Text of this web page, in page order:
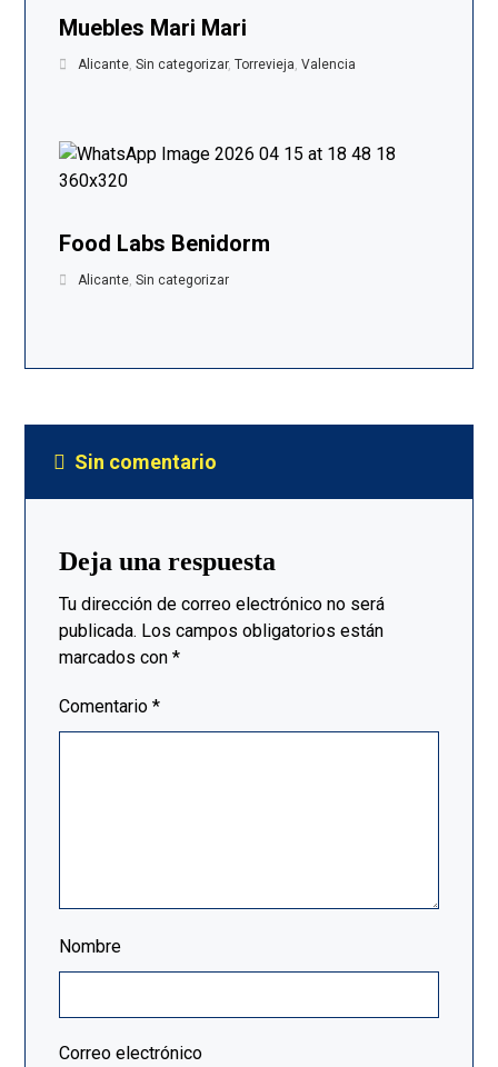
Muebles Mari Mari
Alicante,Sin categorizar,Torrevieja,Valencia
Food Labs Benidorm
Alicante,Sin categorizar
Sin comentario
Deja una respuesta
Tu dirección de correo electrónico no será
publicada. Los campos obligatorios están
marcados con*
Comentario*
Nombre
Correo electrónico